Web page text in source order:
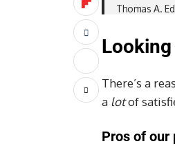
Thomas A.
There’s a
a lotof
Pros of our